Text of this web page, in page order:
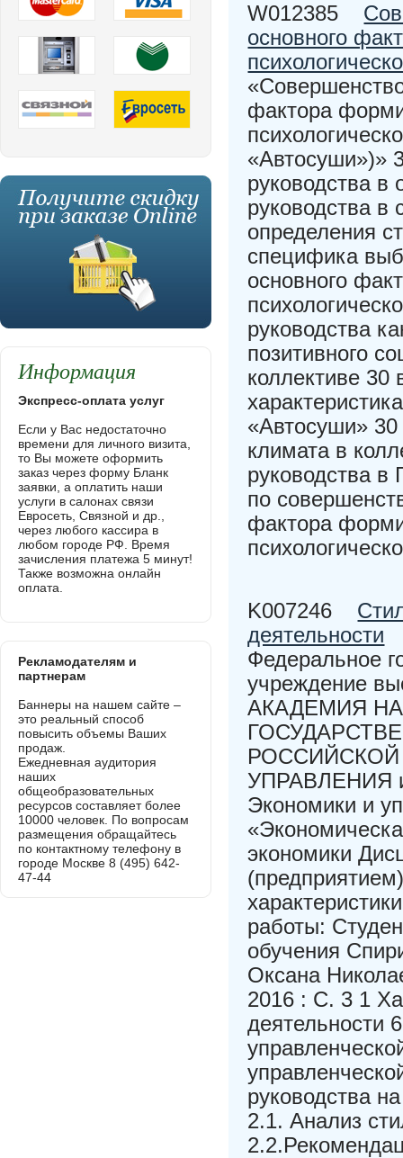
W012385
основного
фактора
«Автосуши»)»
руководства в
руководства
определения
специфика
основного
руководства
позитивного
коллективе
«Автосуши» 30
климата в
руководства в
по
фактора
K007246
деятельности
Федеральное
учреждение
АКАДЕМИЯ
УПРАВЛЕНИЯ
Экономики и
экономики
работы:
обучения
Оксана
2016 : С. 3 1
деятельности
руководства
2.1. Анализ
Информация
Экспресс-оплата услуг
Если у Вас недостаточно
времени для личного визита,
то Вы можете оформить
заказ через форму Бланк
заявки, а оплатить наши
услуги в салонах связи
Евросеть, Связной и др.,
через любого кассира в
любом городе РФ. Время
зачисления платежа 5 минут!
Также возможна онлайн
оплата.
Рекламодателям и
партнерам
Баннеры на нашем сайте –
это реальный способ
повысить объемы Ваших
продаж.
Ежедневная аудитория
наших
общеобразовательных
ресурсов составляет более
10000 человек. По вопросам
размещения обращайтесь
по контактному телефону в
городе Москве 8 (495) 642-
47-44